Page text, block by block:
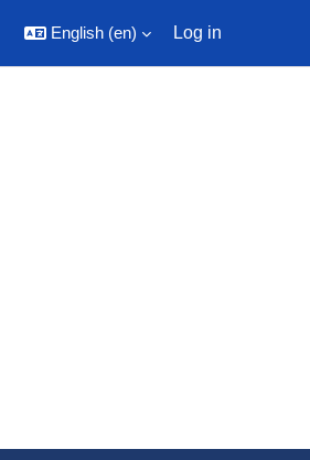
English ‎(en)‎ Log in